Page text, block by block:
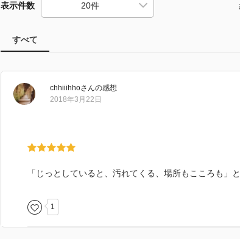
表示件数
すべて
chhiiihhoさんの感想
2018年3月22日
「じっとしていると、汚れてくる、場所もこころも」
1